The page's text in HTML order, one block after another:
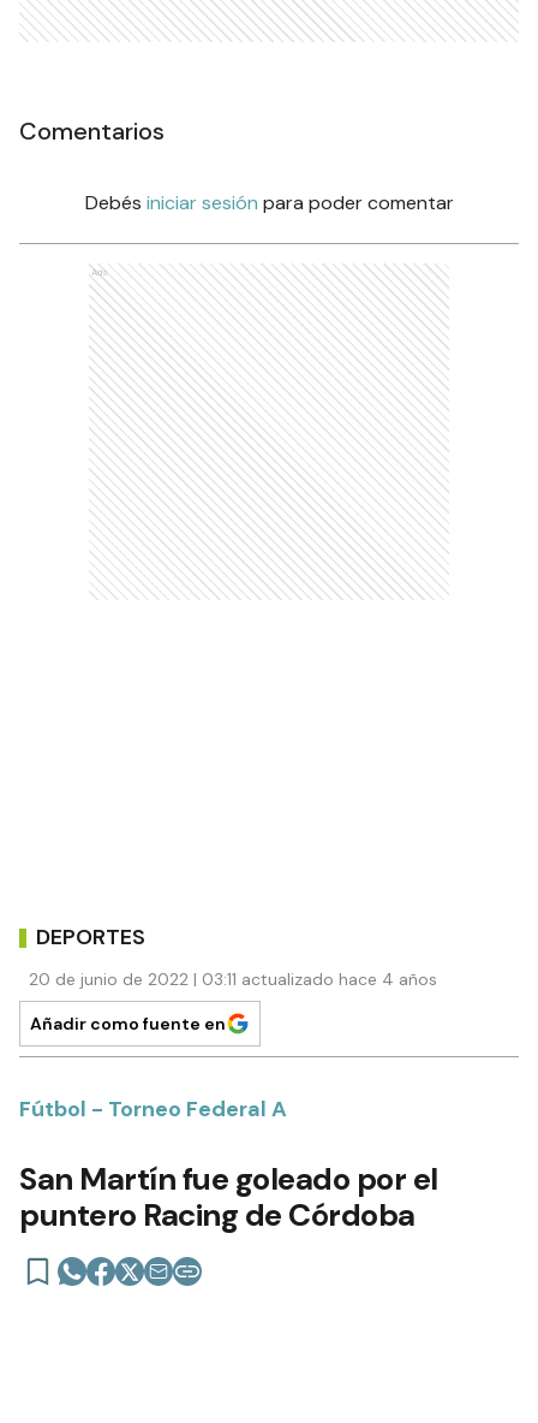
Comentarios
Debés iniciar sesión para poder comentar
Ads
DEPORTES
20 de junio de 2022 | 03:11 actualizado hace 4 años
Añadir como fuente en
Fútbol - Torneo Federal A
San Martín fue goleado por el
puntero Racing de Córdoba